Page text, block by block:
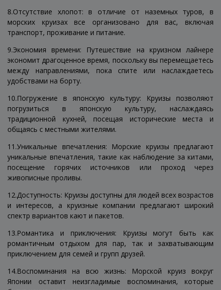
8.Отсутствие хлопот: в отличие от наземных туров, в
морских круизах все организовано для вас, включая
транспорт, проживание и питание.
9.Экономия времени: Путешествие на круизном лайнере
экономит драгоценное время, поскольку вы перемещаетесь
между направлениями, пока спите или наслаждаетесь
удобствами на борту.
10.Погружение в японскую культуру: Круизы позволяют
погрузиться в японскую культуру, наслаждаясь
традиционной кухней, посещая исторические места и
общаясь с местными жителями.
11.Уникальные впечатления: Морские круизы предлагают
уникальные впечатления, такие как наблюдение за китами,
посещение горячих источников или проход через
живописные проливы.
12.Доступность: Круизы доступны для людей всех возрастов
и интересов, а круизные компании предлагают широкий
спектр вариантов кают и пакетов.
13.Романтика и приключения: Круизы могут быть как
романтичным отдыхом для пар, так и захватывающим
приключением для семей и групп друзей.
14.Воспоминания на всю жизнь: Морской круиз вокруг
Японии оставит неизгладимые воспоминания, которые